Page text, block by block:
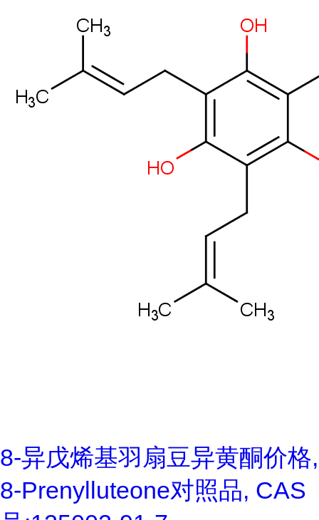
8-异戊烯基羽扇豆异黄酮价格,
8-Prenylluteone对照品, CAS